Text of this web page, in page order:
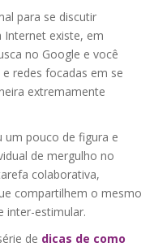
para se discutir
Internet existe, em
no Google e você
redes focadas em se
extremamente
um pouco de figura e
de mergulho no
colaborativa,
compartilhem o mesmo
inter-estimular.
de dicas de como